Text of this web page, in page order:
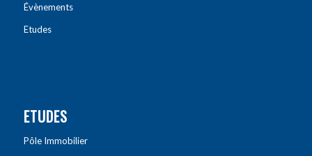
Évènements
Etudes
ETUDES
Pôle Immobilier